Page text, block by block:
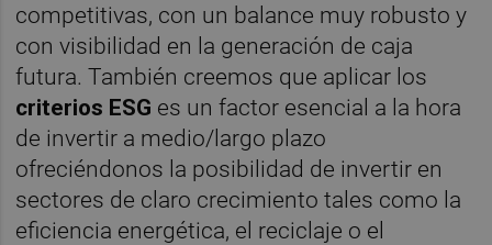
competitivas, con un balance muy robusto y
con visibilidad en la generación de caja
futura. También creemos que aplicar los
criterios ESG es un factor esencial a la hora
de invertir a medio/largo plazo
ofreciéndonos la posibilidad de invertir en
sectores de claro crecimiento tales como la
eficiencia energética, el reciclaje o el